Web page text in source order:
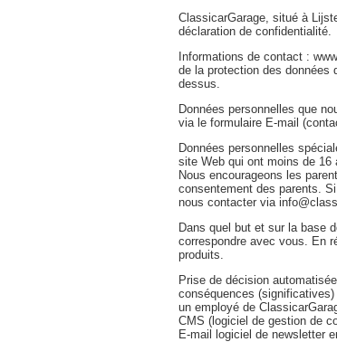
ClassicarGarage, situé à
déclaration de confidentialité.
Informations de contact :
de la protection des données
dessus.
Données personnelles que
via le formulaire E-mail
Données personnelles
site Web qui ont moins de 16
Nous encourageons les
consentement des parents.
nous contacter via
Dans quel but et sur la base
correspondre avec vous. En
produits.
Prise de décision
conséquences
un employé de
CMS (logiciel de gestion de
E-mail logiciel de newsletter